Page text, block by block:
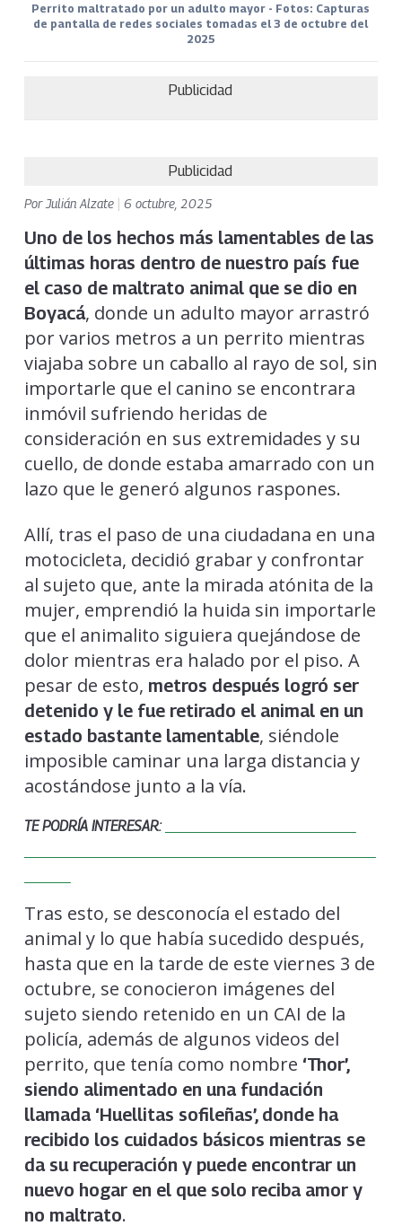
Perrito maltratado por un adulto mayor - Fotos: Capturas
de pantalla de redes sociales tomadas el 3 de octubre del
2025
Publicidad
Publicidad
Por Julián Alzate 6 octubre, 2025
Uno de los hechos más lamentables de las
últimas horas dentro de nuestro país fue
el caso de maltrato animal que se dio en
Boyacá, donde un adulto mayor arrastró
por varios metros a un perrito mientras
viajaba sobre un caballo al rayo de sol, sin
importarle que el canino se encontrara
inmóvil sufriendo heridas de
consideración en sus extremidades y su
cuello, de donde estaba amarrado con un
lazo que le generó algunos raspones.
Allí, tras el paso de una ciudadana en una
motocicleta, decidió grabar y confrontar
al sujeto que, ante la mirada atónita de la
mujer, emprendió la huida sin importarle
que el animalito siguiera quejándose de
dolor mientras era halado por el piso. A
pesar de esto, metros después logró ser
detenido y le fue retirado el animal en un
estado bastante lamentable, siéndole
imposible caminar una larga distancia y
acostándose junto a la vía.
TE PODRÍA INTERESAR:
Tras esto, se desconocía el estado del
animal y lo que había sucedido después,
hasta que en la tarde de este viernes 3 de
octubre, se conocieron imágenes del
sujeto siendo retenido en un CAI de la
policía, además de algunos videos del
perrito, que tenía como nombre ‘Thor’,
siendo alimentado en una fundación
llamada ‘Huellitas sofileñas’, donde ha
recibido los cuidados básicos mientras se
da su recuperación y puede encontrar un
nuevo hogar en el que solo reciba amor y
no maltrato.